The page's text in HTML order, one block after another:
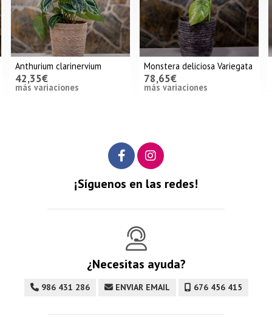
clarinervium Monstera deliciosa Variegata
más variaciones
Orquideas
¡Síguenos en las redes!
¿Necesitas ayuda?
986 431 286 ENVIAR EMAIL 676 456 415